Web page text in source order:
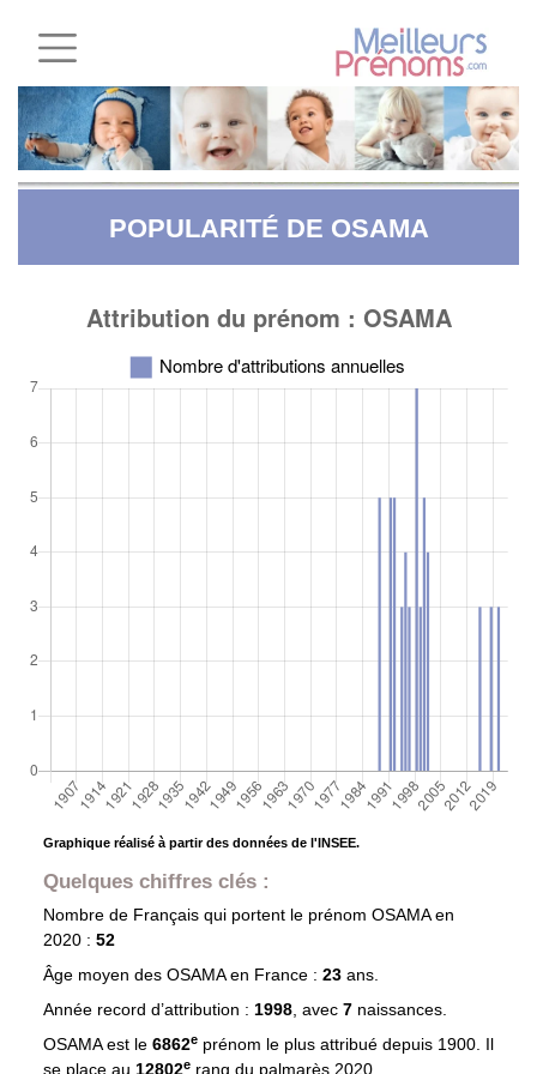
POPULARITÉ DE OSAMA
Graphique réalisé à partir des données de l'INSEE.
Quelques chiffres clés :
Nombre de Français qui portent le prénom OSAMAen
2020 : 52
Âge moyen des OSAMAen France : 23 ans.
Année record d’attribution : 1998, avec 7 naissances.
OSAMA est le 6862eprénom le plus attribué depuis 1900. Il
se place au 12802e rang du palmarès 2020.